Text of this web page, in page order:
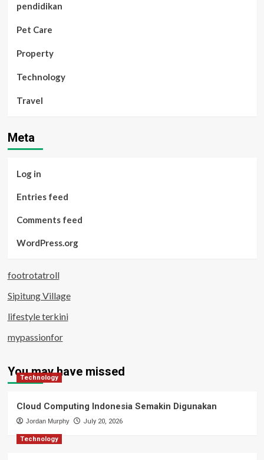
pendidikan
Pet Care
Property
Technology
Travel
Meta
Log in
Entries feed
Comments feed
WordPress.org
footrotatroll
Sipitung Village
lifestyle terkini
mypassionfor
You may have missed
Technology
Cloud Computing Indonesia Semakin Digunakan
Jordan Murphy July 20, 2026
Technology